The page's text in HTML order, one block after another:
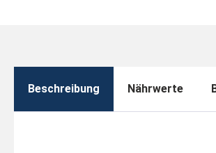
Beschreibung Nährwerte